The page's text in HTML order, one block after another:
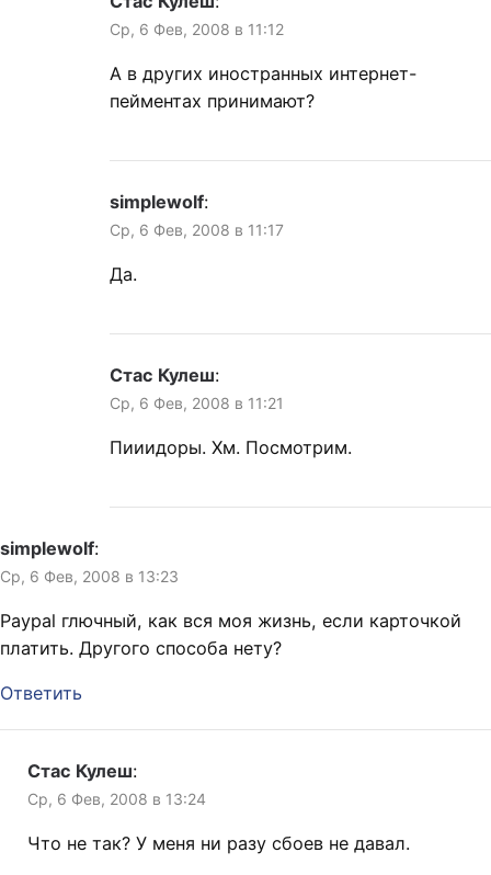
Ср, 6 Фев, 2008 в 11:12
А в других иностранных интернет-
пейментах принимают?
simplewolf:
Ср, 6 Фев, 2008 в 11:17
Да.
Стас Кулеш:
Ср, 6 Фев, 2008 в 11:21
Пииидоры. Хм. Посмотрим.
simplewolf:
Ср, 6 Фев, 2008 в 13:23
Paypal глючный, как вся моя жизнь, если карточкой
платить. Другого способа нету?
Ответить
Стас Кулеш:
Ср, 6 Фев, 2008 в 13:24
Что не так? У меня ни разу сбоев не давал.